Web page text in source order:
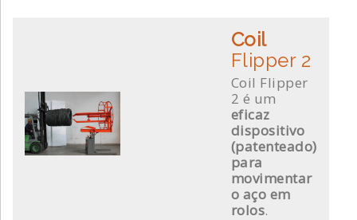
Coil
Flipper 2
Coil Flipper
2 é um
eficaz
dispositivo
(patenteado)
para
movimentar
o aço em
rolos.